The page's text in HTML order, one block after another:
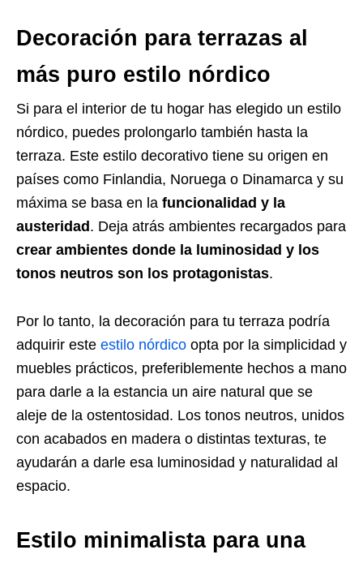
Decoración para terrazas al
más puro estilo nórdico
Si para el interior de tu hogar has elegido un estilo
nórdico, puedes prolongarlo también hasta la
terraza. Este estilo decorativo tiene su origen en
países como Finlandia, Noruega o Dinamarca y su
máxima se basa en la funcionalidad y la
austeridad. Deja atrás ambientes recargados para
crear ambientes donde la luminosidad y los
tonos neutros son los protagonistas.
Por lo tanto, la decoración para tu terraza podría
adquirir este estilo nórdico opta por la simplicidad y
muebles prácticos, preferiblemente hechos a mano
para darle a la estancia un aire natural que se
aleje de la ostentosidad. Los tonos neutros, unidos
con acabados en madera o distintas texturas, te
ayudarán a darle esa luminosidad y naturalidad al
espacio.
Estilo minimalista para una